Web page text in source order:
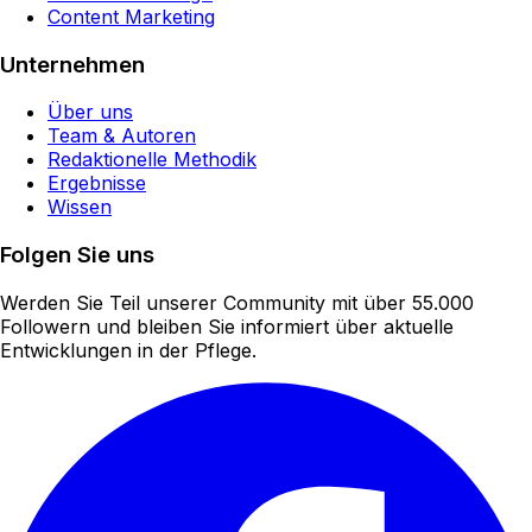
Content Marketing
Unternehmen
Über uns
Team & Autoren
Redaktionelle Methodik
Ergebnisse
Wissen
Folgen Sie uns
Werden Sie Teil unserer Community mit über 55.000
Followern und bleiben Sie informiert über aktuelle
Entwicklungen in der Pflege.